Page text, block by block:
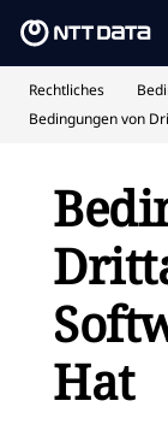
Rechtliches
Bedingungen von
Hat